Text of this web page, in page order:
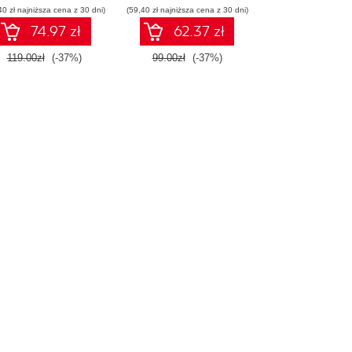
Jupyter.
Wydanie III
zł najniższa cena z 30 dni)
74.97 zł
119.00zł (-37%)
pracy
(59,40 zł najniższa cena z 30 dni)
62.37 zł
99.00zł (-37%)